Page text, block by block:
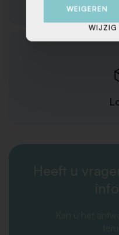
Heeft u
Kan u het
WEIGEREN
WIJZIG